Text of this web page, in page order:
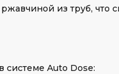
из труб, что
системе Auto Dose: